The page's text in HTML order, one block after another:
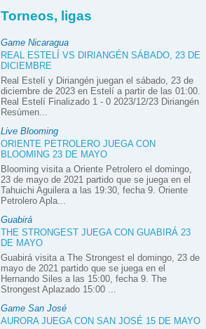
Torneos, ligas
Game Nicaragua
REAL ESTELÍ VS DIRIANGÉN SÁBADO, 23 DE
DICIEMBRE
Real Estelí y Diriangén juegan el sábado, 23 de
diciembre de 2023 en Estelí a partir de las 01:00.
Real Estelí Finalizado 1 - 0 2023/12/23 Diriangén
Resúmen...
Live Blooming
ORIENTE PETROLERO JUEGA CON
BLOOMING 23 DE MAYO
Blooming visita a Oriente Petrolero el domingo,
23 de mayo de 2021 partido que se juega en el
Tahuichi Aguilera a las 19:30, fecha 9. Oriente
Petrolero Apla...
Guabirá
THE STRONGEST JUEGA CON GUABIRÁ 23
DE MAYO
Guabirá visita a The Strongest el domingo, 23 de
mayo de 2021 partido que se juega en el
Hernando Siles a las 15:00, fecha 9. The
Strongest Aplazado 15:00 ...
Game San José
AURORA JUEGA CON SAN JOSÉ 15 DE MAYO